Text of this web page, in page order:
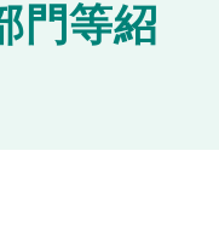
門等紹